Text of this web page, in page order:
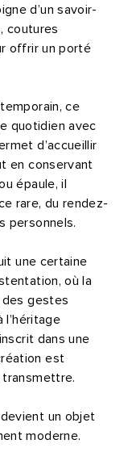
d’un savoir-
coutures
offrir un porté
ce
quotidien avec
d’accueillir
en conservant
épaule, il
rare, du rendez-
personnels.
une certaine
où la
gestes
l’héritage
dans une
est
un objet
moderne.